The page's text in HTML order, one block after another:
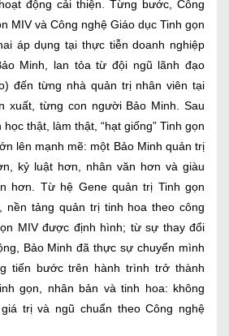
động cải thiện. Từng bước, Công
MIV và Công nghệ Giáo dục Tinh gọn
áp dụng tại thực tiễn doanh nghiệp
Minh, lan tỏa từ đội ngũ lãnh đạo
đến từng nhà quản trị nhân viên tại
xuất, từng con người Bảo Minh. Sau
thật, làm thật, “hạt giống” Tinh gọn
lên mạnh mẽ: một Bảo Minh quản trị
kỷ luật hơn, nhân văn hơn và giàu
hơn. Từ hệ Gene quản trị Tinh gọn
nền tảng quản trị tinh hoa theo công
MIV được định hình; từ sự thay đổi
Bảo Minh đã thực sự chuyển mình
tiến bước trên hành trình trở thành
gọn, nhân bản và tinh hoa: không
trị và ngũ chuẩn theo Công nghệ